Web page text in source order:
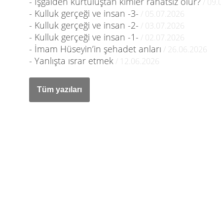
- Kulluk gerçeği ve insan -3- / 05.07.2026
- Kulluk gerçeği ve insan -2- / 03.07.2026
- Kulluk gerçeği ve insan -1- / 02.07.2026
- İmam Hüseyin’in şehadet anları / 26.06.2026
- Yanlışta ısrar etmek / 12.06.2026